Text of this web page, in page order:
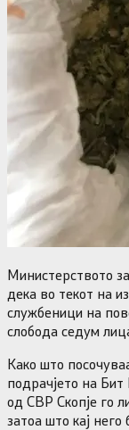
Министерството
дека во текот на
службеници на
слобода седум
Како што
подрачјето на
од СВР Скопје го
затоа што кај